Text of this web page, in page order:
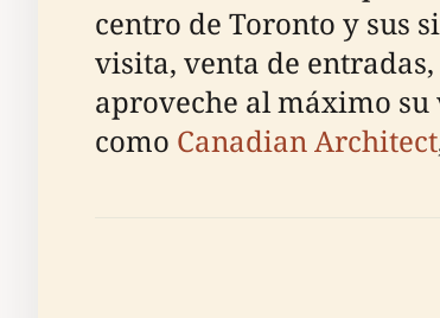
centro de Toronto y sus
visita, venta de
aproveche al máximo
como Canadian Architect